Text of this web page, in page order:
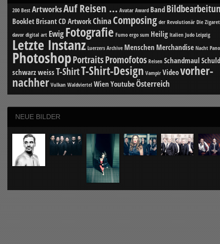
200 Best ArtworksAuf Reisen ... Avatar Award Band
Booklet BrisantCD ArtworkChinaComposing der Revolutionär Die
davor digital art EwigFotografie Fumo ergo sum Heilig Italien Judo Leipzig
Letzte Instanz Luerzers Archive Menschen Merchandise Nacht
PhotoshopPortraitsPromofotos Reisen Schandmaul
schwarz weissT-ShirtT-Shirt-Design Vampir Videovorher-
nachher Vulkan Waldviertel Wien YoutubeÖsterreich
NEUE BILDER